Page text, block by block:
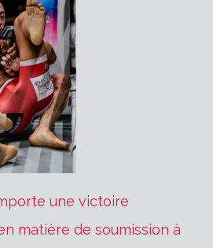
une victoire
matière de soumission à